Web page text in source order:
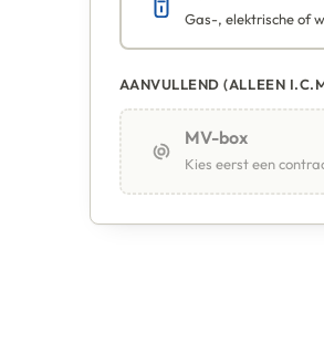
Gas-, elektrische of
AANVULLEND (ALLEEN
MV-box
Kies eerst een